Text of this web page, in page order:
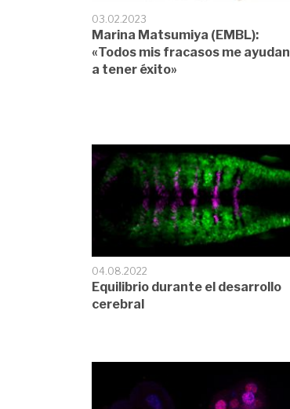
03.02.2023
Marina Matsumiya (EMBL):
«Todos mis fracasos me ayudan
a tener éxito»
04.08.2022
Equilibrio durante el desarrollo
cerebral